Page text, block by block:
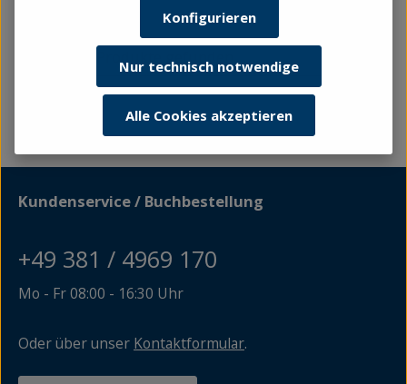
Keine Produkte gefunden.
Kundenservice / Buchbestellung
+49 381 / 4969 170
Mo - Fr 08:00 - 16:30 Uhr
Oder über unser Kontaktformular.
Nur technisch notwendige
Konfigurieren
Alle Cookies akzeptieren